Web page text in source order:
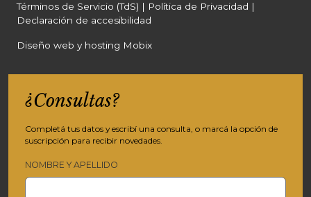
Términos de Servicio (TdS) | Política de Privacidad |
Declaración de accesibilidad
Diseño web y hosting Mobix
¿Consultas?
Completá tus datos y escribí una consulta, o marcá la opción de
suscripción para recibir novedades.
NOMBRE Y APELLIDO